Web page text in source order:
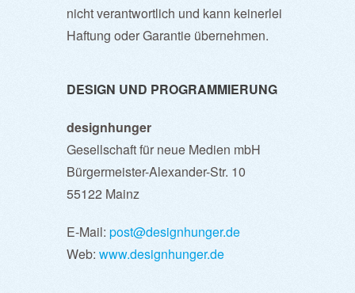
nicht verantwortlich und kann keinerlei
Haftung oder Garantie übernehmen.
DESIGN UND PROGRAMMIERUNG
designhunger
Gesellschaft für neue Medien mbH
Bürgermeister-Alexander-Str. 10
55122 Mainz
E-Mail: post@designhunger.de
Web: www.designhunger.de